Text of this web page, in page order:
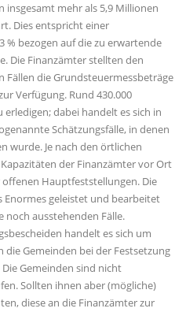
insgesamt mehr als 5,9 Millionen
Dies entspricht einer
% bezogen auf die zu erwartende
Die Finanzämter stellten den
Fällen die Grundsteuermessbeträge
Verfügung. Rund 430.000
dabei handelt es sich in
Schätzungsfälle, in denen
wurde. Je nach den örtlichen
der Finanzämter vor Ort
Hauptfeststellungen. Die
geleistet und bearbeitet
ausstehenden Fälle.
handelt es sich um
die Gemeinden bei der Festsetzung
Gemeinden sind nicht
Sollten ihnen aber (mögliche)
diese an die Finanzämter zur